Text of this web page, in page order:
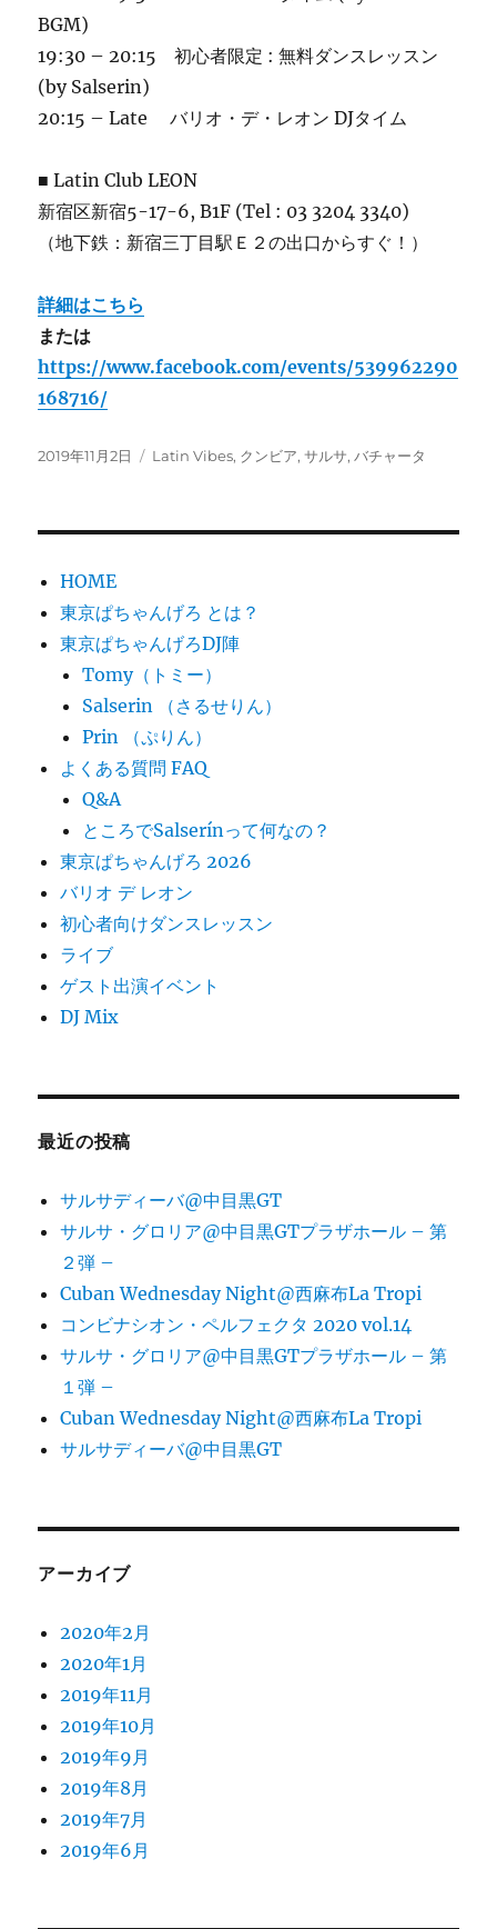
BGM)
19:30 – 20:15 初心者限定 : 無料ダンスレッスン
(by Salserin)
20:15 – Late バリオ・デ・レオン DJタイム
■ Latin Club LEON
新宿区新宿5-17-6, B1F (Tel : 03 3204 3340)
（地下鉄：新宿三丁目駅Ｅ２の出口からすぐ！）
詳細はこちら
または
https://www.facebook.com/events/539962290
168716/
投
2019年11月2日
カ
Latin Vibes, クンビア,サルサ, バチャータ
HOME
東京ぱちゃんげろ とは？
東京ぱちゃんげろDJ陣
Tomy（トミー）
Salserin （さるせりん）
Prin （ぷりん）
よくある質問 FAQ
Q&A
ところでSalserínって何なの？
東京ぱちゃんげろ 2026
バリオ デ レオン
初心者向けダンスレッスン
ライブ
ゲスト出演イベント
DJ Mix
最近の投稿
サルサディーバ@中目黒GT
サルサ・グロリア@中目黒GTプラザホール – 第
２弾 –
Cuban Wednesday Night@西麻布La Tropi
コンビナシオン・ペルフェクタ 2020 vol.14
サルサ・グロリア@中目黒GTプラザホール – 第
１弾 –
Cuban Wednesday Night@西麻布La Tropi
サルサディーバ@中目黒GT
アーカイブ
2020年2月
2020年1月
2019年11月
2019年10月
2019年9月
2019年8月
2019年7月
2019年6月